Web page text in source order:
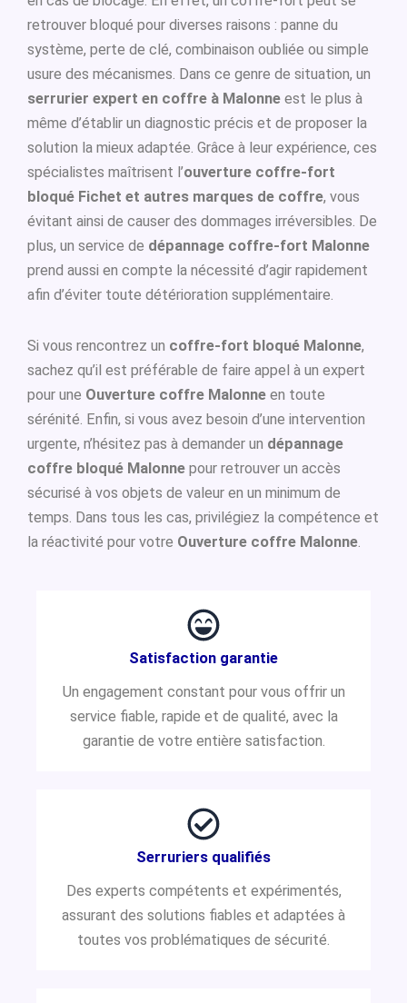
retrouver bloqué pour diverses raisons : panne du
système, perte de clé, combinaison oubliée ou simple
usure des mécanismes. Dans ce genre de situation, un
serrurier expert en coffre à Malonne est le plus à
même d’établir un diagnostic précis et de proposer la
solution la mieux adaptée. Grâce à leur expérience, ces
spécialistes maîtrisent l’ouverture coffre-fort
bloqué Fichet et autres marques de coffre, vous
évitant ainsi de causer des dommages irréversibles. De
plus, un service de dépannage coffre-fort Malonne
prend aussi en compte la nécessité d’agir rapidement
afin d’éviter toute détérioration supplémentaire.
Si vous rencontrez un coffre-fort bloqué Malonne,
sachez qu’il est préférable de faire appel à un expert
pour une Ouverture coffre Malonne en toute
sérénité. Enfin, si vous avez besoin d’une intervention
urgente, n’hésitez pas à demander un dépannage
coffre bloqué Malonne pour retrouver un accès
sécurisé à vos objets de valeur en un minimum de
temps. Dans tous les cas, privilégiez la compétence et
la réactivité pour votre Ouverture coffre Malonne.
Satisfaction garantie
Un engagement constant pour vous offrir un
service fiable, rapide et de qualité, avec la
garantie de votre entière satisfaction.
Serruriers qualifiés
Des experts compétents et expérimentés,
assurant des solutions fiables et adaptées à
toutes vos problématiques de sécurité.